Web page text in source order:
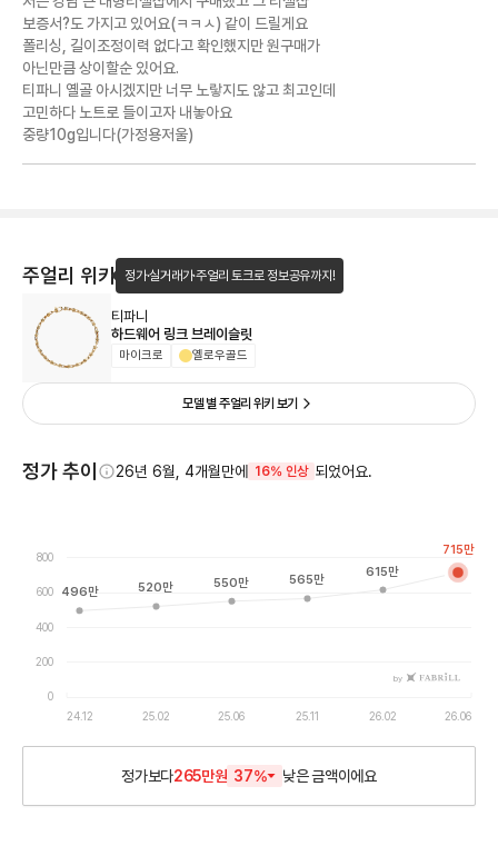
보증서?도 가지고 있어요(ㅋㅋㅅ) 같이 드릴게요
폴리싱, 길이조정이력 없다고 확인했지만 원구매가
아닌만큼 상이할순 있어요.
티파니 옐골 아시겠지만 너무 노랗지도 않고 최고인데
고민하다 노트로 들이고자 내놓아요
중량10g입니다(가정용저울)
주얼리 위키 정가·실거래가·주얼리 토크로 정보공유까지!
티파니
하드웨어 링크 브레이슬릿
마이크로 옐로우골드
모델 별 주얼리 위키 보기
정가 추이 26년 6월, 4개월만에 16% 인상 되었어요.
0
200
400
600
800
24.12 25.02 25.06 25.11 26.02 26.06
by
496만 520만 550만 565만
615만
715만
정가보다265만원 37% 낮은금액이에요